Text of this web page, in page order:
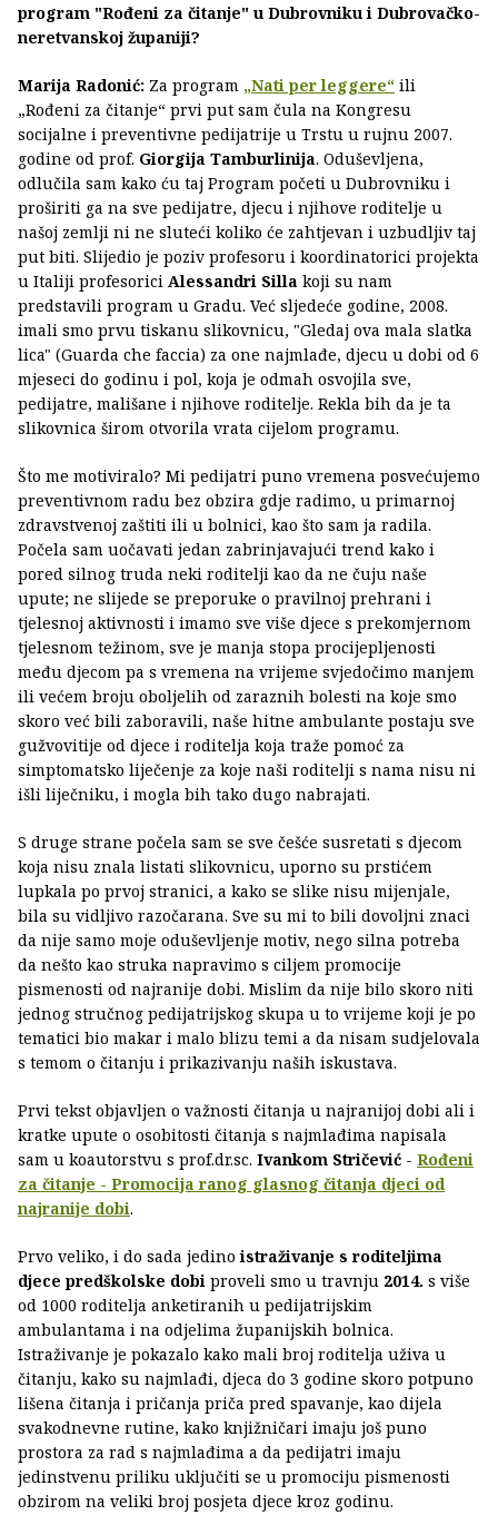
program "Rođeni za čitanje" u Dubrovniku i Dubrovačko-
neretvanskoj županiji?
Marija Radonić: Za program „Nati per leggere“ ili
„Rođeni za čitanje“ prvi put sam čula na Kongresu
socijalne i preventivne pedijatrije u Trstu u rujnu 2007.
godine od prof. Giorgija Tamburlinija. Oduševljena,
odlučila sam kako ću taj Program početi u Dubrovniku i
proširiti ga na sve pedijatre, djecu i njihove roditelje u
našoj zemlji ni ne sluteći koliko će zahtjevan i uzbudljiv taj
put biti. Slijedio je poziv profesoru i koordinatorici projekta
u Italiji profesorici Alessandri Silla koji su nam
predstavili program u Gradu. Već sljedeće godine, 2008.
imali smo prvu tiskanu slikovnicu, "Gledaj ova mala slatka
lica" (Guarda che faccia) za one najmlađe, djecu u dobi od 6
mjeseci do godinu i pol, koja je odmah osvojila sve,
pedijatre, mališane i njihove roditelje. Rekla bih da je ta
slikovnica širom otvorila vrata cijelom programu.
Što me motiviralo? Mi pedijatri puno vremena posvećujemo
preventivnom radu bez obzira gdje radimo, u primarnoj
zdravstvenoj zaštiti ili u bolnici, kao što sam ja radila.
Počela sam uočavati jedan zabrinjavajući trend kako i
pored silnog truda neki roditelji kao da ne čuju naše
upute; ne slijede se preporuke o pravilnoj prehrani i
tjelesnoj aktivnosti i imamo sve više djece s prekomjernom
tjelesnom težinom, sve je manja stopa procijepljenosti
među djecom pa s vremena na vrijeme svjedočimo manjem
ili većem broju oboljelih od zaraznih bolesti na koje smo
skoro već bili zaboravili, naše hitne ambulante postaju sve
gužvovitije od djece i roditelja koja traže pomoć za
simptomatsko liječenje za koje naši roditelji s nama nisu ni
išli liječniku, i mogla bih tako dugo nabrajati.
S druge strane počela sam se sve češće susretati s djecom
koja nisu znala listati slikovnicu, uporno su prstićem
lupkala po prvoj stranici, a kako se slike nisu mijenjale,
bila su vidljivo razočarana. Sve su mi to bili dovoljni znaci
da nije samo moje oduševljenje motiv, nego silna potreba
da nešto kao struka napravimo s ciljem promocije
pismenosti od najranije dobi. Mislim da nije bilo skoro niti
jednog stručnog pedijatrijskog skupa u to vrijeme koji je po
tematici bio makar i malo blizu temi a da nisam sudjelovala
s temom o čitanju i prikazivanju naših iskustava.
Prvi tekst objavljen o važnosti čitanja u najranijoj dobi ali i
kratke upute o osobitosti čitanja s najmlađima napisala
sam u koautorstvu s prof.dr.sc. Ivankom Stričević - Rođeni
za čitanje - Promocija ranog glasnog čitanja djeci od
najranije dobi.
Prvo veliko, i do sada jedinoistraživanje s roditeljima
djece predškolske dobi proveli smo u travnju 2014. s više
od 1000 roditelja anketiranih u pedijatrijskim
ambulantama i na odjelima županijskih bolnica.
Istraživanje je pokazalo kako mali broj roditelja uživa u
čitanju, kako su najmlađi, djeca do 3 godine skoro potpuno
lišena čitanja i pričanja priča pred spavanje, kao dijela
svakodnevne rutine, kako knjižničari imaju još puno
prostora za rad s najmlađima a da pedijatri imaju
jedinstvenu priliku uključiti se u promociju pismenosti
obzirom na veliki broj posjeta djece kroz godinu.